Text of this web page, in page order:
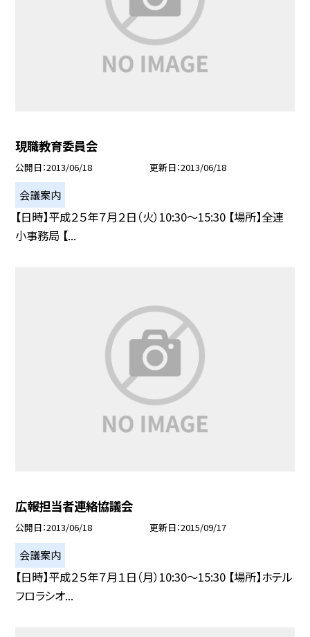
現職教育委員会
公開日 2013/06/18 更新日 2013/06/18
会議案内
【日時】平成２５年７月２日（火）10:30〜15:30 【場所】全連
小事務局 【...
広報担当者連絡協議会
公開日 2013/06/18 更新日 2015/09/17
会議案内
【日時】平成２５年７月１日（月）10:30〜15:30 【場所】ホテル
フロラシオ...